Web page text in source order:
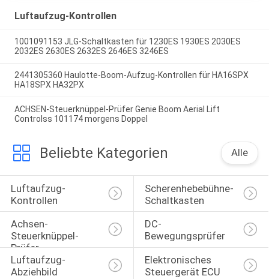
Luftaufzug-Kontrollen
1001091153 JLG-Schaltkasten für 1230ES 1930ES 2030ES
2032ES 2630ES 2632ES 2646ES 3246ES
2441305360 Haulotte-Boom-Aufzug-Kontrollen für HA16SPX
HA18SPX HA32PX
ACHSEN-Steuerknüppel-Prüfer Genie Boom Aerial Lift
Controlss 101174 morgens Doppel
Beliebte Kategorien Alle
Luftaufzug-
Kontrollen
Scherenhebebühne-
Schaltkasten
Achsen-
Steuerknüppel-
Prüfer
DC-
Bewegungsprüfer
Luftaufzug-
Abziehbild
Elektronisches
Steuergerät ECU